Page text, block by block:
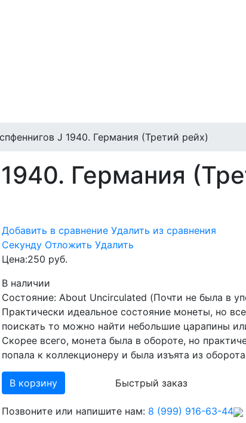
J 1940. Германия (Третий рейх)
Германия
Добавить в сравнение Удалить из сравнения
Cекунду Отложить Удалить
Цена:250 руб.
В наличии
Состояние: About Uncirculated (Почти не была в
Практически идеальное состояние монеты, но
поискать то можно найти небольшие царапины
Скорее всего, монета была в обороте, но
попала к коллекционеру и была изъята из
В корзину Быстрый заказ
Позвоните или напишите нам: 8 (999) 916-63-44